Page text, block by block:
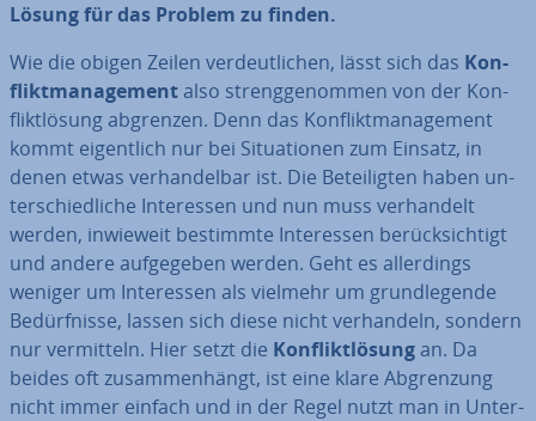
Lösung für das Problem zu finden.
Wie die obigen Zeilen ver­deut­li­chen, lässt sich das Kon­
flikt­ma­nage­mentalso streng­ge­nom­men von der Kon­
flikt­lö­sung abgrenzen. Denn das Kon­flikt­ma­nage­ment
kommt ei­gent­lich nur bei Si­tua­tio­nen zum Einsatz, in
denen etwas ver­han­del­bar ist. Die Be­tei­lig­ten haben un­
ter­schied­li­che In­ter­es­sen und nun muss ver­han­delt
werden, inwieweit bestimmte In­ter­es­sen be­rück­sich­tigt
und andere auf­ge­ge­ben werden. Geht es al­ler­dings
weniger um In­ter­es­sen als vielmehr um grund­le­gen­de
Be­dürf­nis­se, lassen sich diese nicht ver­han­deln, sondern
nur ver­mit­teln. Hier setzt die Kon­flikt­lö­sungan. Da
beides oft zu­sam­men­hängt, ist eine klare Ab­gren­zung
nicht immer einfach und in der Regel nutzt man in Un­ter­